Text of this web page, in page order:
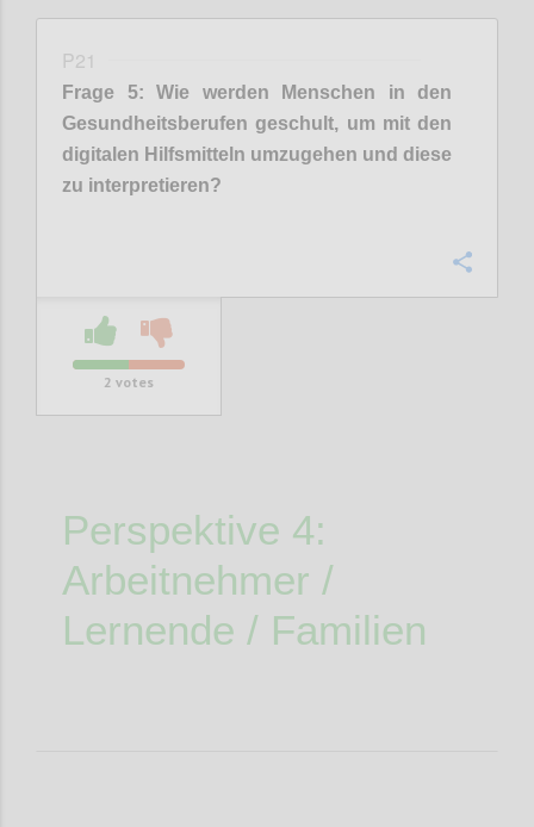
P21
Frage 5: Wie werden Menschen in den
Gesundheitsberufen geschult, um mit den
digitalen Hilfsmitteln umzugehen und diese
zu interpretieren?
2 votes
Perspektive 4:
Arbeitnehmer /
Lernende / Familien